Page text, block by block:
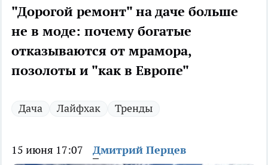
"Дорогой ремонт" на даче больше
не в моде: почему богатые
отказываются от мрамора,
позолоты и "как в Европе"
Дача Лайфхак Тренды
15 июня 17:07 Дмитрий Перцев